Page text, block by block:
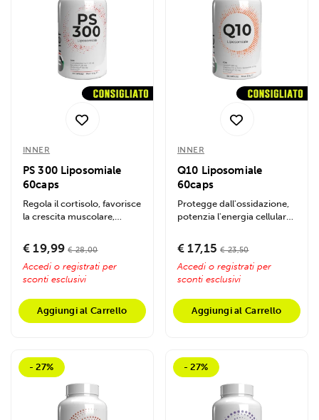
INNER
PS 300 Liposomiale
60caps
Regola il cortisolo, favorisce
la crescita muscolare,
€ 19,99 € 28,00
Accedi o registrati per
sconti esclusivi
Aggiungi al Carrello
INNER
Q10 Liposomiale
60caps
Protegge dall'ossidazione,
potenzia l'energia cellulare,
€ 17,15 € 23,50
Accedi o registrati per
sconti esclusivi
Aggiungi al Carrello
- 27% - 27%